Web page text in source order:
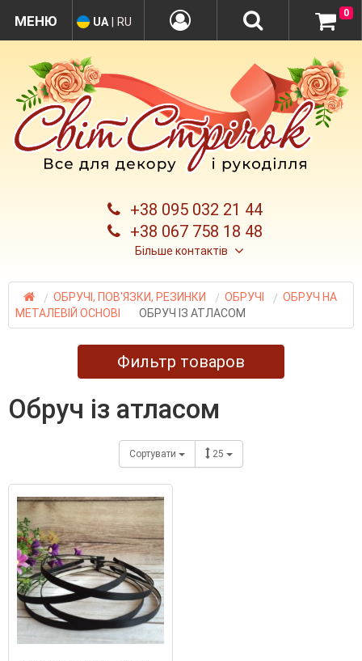
+38 095 032 21 44
+38 067 758 18 48
Більше контактів
UA RU
0
ОБРУЧІ, ПОВ'ЯЗКИ, РЕЗИНКИ ОБРУЧІ
ОБРУЧ НА
МЕТАЛЕВІЙ ОСНОВІ
ОБРУЧ ІЗ АТЛАСОМ
Фильтр товаров
обруч із атласом
Сортувати 25